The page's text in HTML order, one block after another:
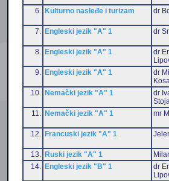
6. Kulturno nasleđe i turizam dr
7. Engleski jezik "A" 1 dr
8. Engleski jezik "A" 1
dr
9.
Engleski jezik "A" 1
dr
10.
Nemački jezik "A" 1
dr
11.
Nemački jezik "A" 1 mr
12. Francuski jezik "A" 1
13. Ruski jezik "A" 1
14.
Engleski jezik "B" 1
dr